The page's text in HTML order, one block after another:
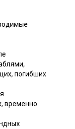
погибших
временно